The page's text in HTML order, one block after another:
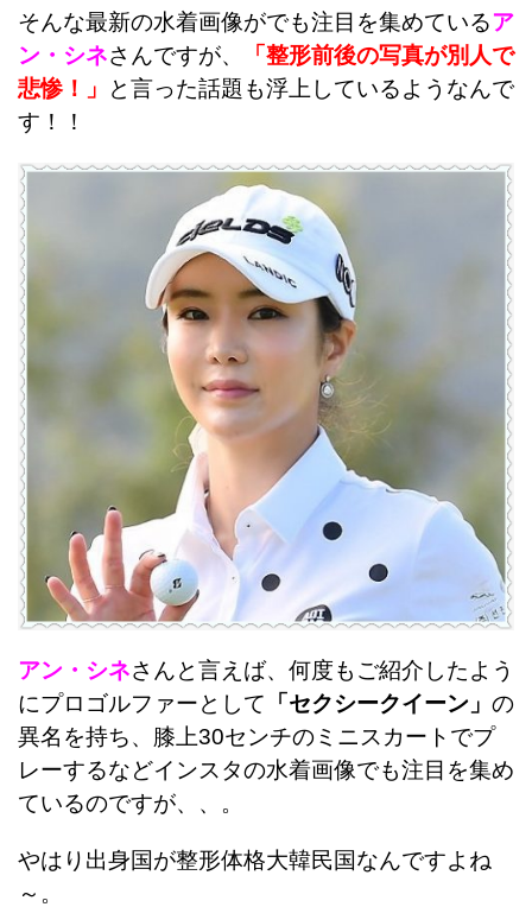
そんな最新の水着画像がでも注目を集めているア
ン・シネさんですが、
「整形前後の写真が別人で
悲惨！」
と言った話題も浮上しているようなんで
す！！
アン・シネさんと言えば、何度もご紹介したよう
にプロゴルファーとして 「セクシークイーン」 の
異名を持ち、膝上30センチのミニスカートでプ
レーするなどインスタの水着画像でも注目を集め
ているのですが、、。
やはり出身国が整形体格大韓民国なんですよね
～。